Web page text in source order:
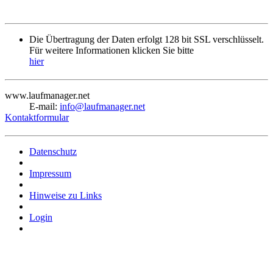
Die Übertragung der Daten erfolgt 128 bit SSL verschlüsselt.
Für weitere Informationen klicken Sie bitte
hier
www.laufmanager.net
E-mail: info@laufmanager.net
Kontaktformular
Datenschutz
Impressum
Hinweise zu Links
Login